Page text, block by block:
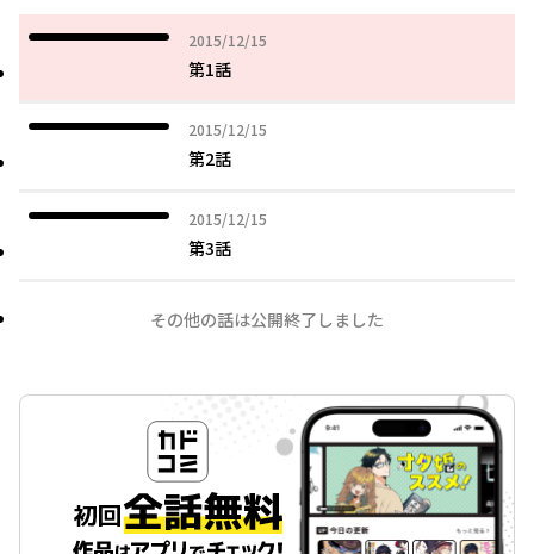
2015/12/15
2015年12月15日
第1話
2015/12/15
2015年12月15日
第2話
2015/12/15
2015年12月15日
第3話
その他の話は公開終了しました